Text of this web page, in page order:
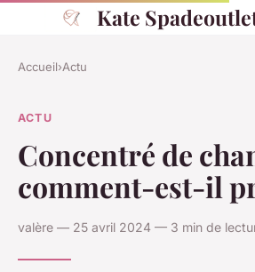
Kate
Accueil›Actu
ACTU
Concentré de
comment-est-il
valère — 25 avril 2024 — 3 min de